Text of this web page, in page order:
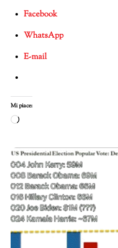
Facebook
WhatsApp
E-mail
Mi piace:
Caricamento
corso…